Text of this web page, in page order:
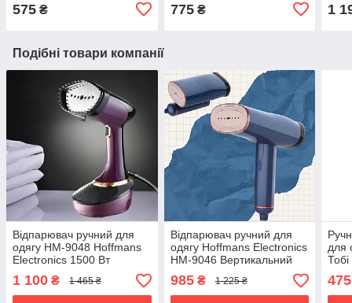
575 ₴ 775₴ 1
Подібні товари компанії
Відпарювач ручний для
одягу HM-9048 Hoffmans
Electronics 1500 Вт
парогенератор праска
вертикальна Фіолетова
1 100 ₴ 1 465 ₴
Відпарювач ручний для
одягу Hoffmans Electronics
HM-9046 Вертикальний
відпарювач 1200 Вт
Дорожня парова праска
складана Синя
985₴ 1 225 ₴
для
475